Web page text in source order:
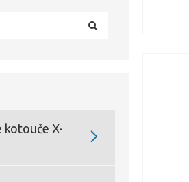
kotouče X-
